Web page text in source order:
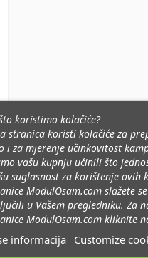
koristimo kolačiće?
stranica koristi kolačiće za
i za mjerenje učinkovitost
vašu kupnju učinili što
suglasnost za korištenje ovih
ModulOsam.com slažete
u Vašem pregledniku. Za
ModulOsam.com kliknite
informacija Customize